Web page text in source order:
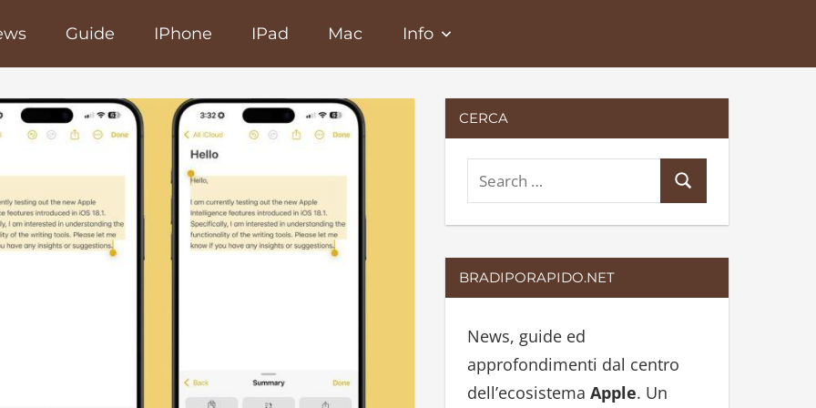
Guide IPhone IPad Mac Info
CERCA
e
a
r
c
f
o
r
e
c
BRADIPORAPIDO.NET
News, guide ed
approfondimenti dal centro
dell’ecosistema Apple. Un